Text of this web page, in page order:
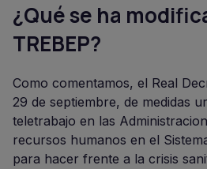
¿Qué se ha
TREBEP?
Como comentamos, el Real
29 de septiembre, de medidas
teletrabajo en las
recursos humanos en el
para hacer frente a la crisis